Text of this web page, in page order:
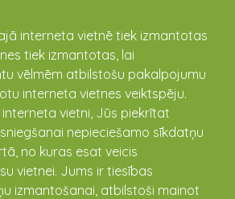
interneta vietnē tiek izmantotas
tiek izmantotas, lai
vēlmēm atbilstošu pakalpojumu
interneta vietnes veiktspēju.
vietni, Jūs piekrītat
nepieciešamo sīkdatņu
no kuras esat veicis
vietnei. Jums ir tiesības
izmantošanai, atbilstoši mainot